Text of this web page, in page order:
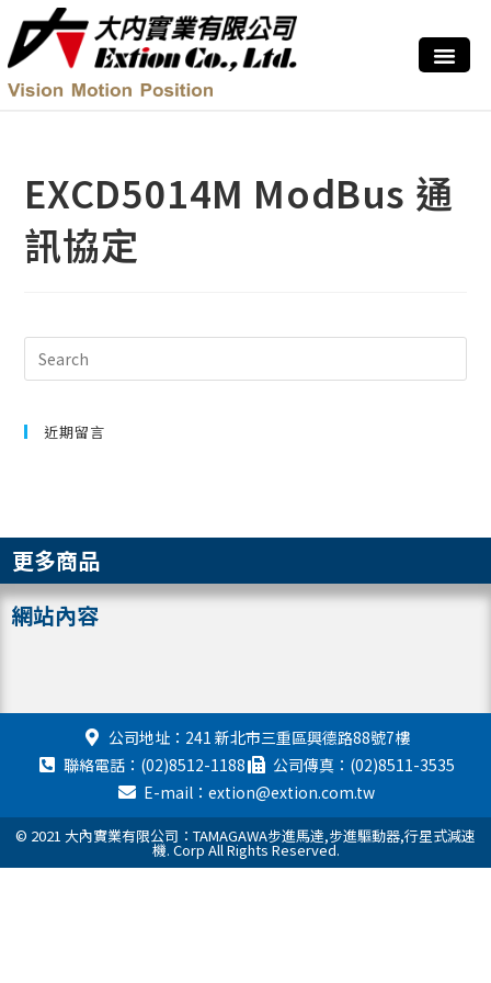
EXCD5014M ModBus 通
訊協定
近期留言
更多商品
網站內容
公司地址：241 新北市三重區興德路88號7樓
聯絡電話：(02)8512-1188
公司傳真：(02)8511-3535
E-mail：extion@extion.com.tw
© 2021 大內實業有限公司：TAMAGAWA步進馬達,步進驅動器,行星式減速
機. Corp All Rights Reserved.